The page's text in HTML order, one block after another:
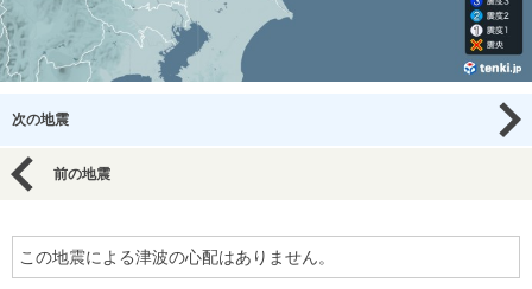
次の地震
前の地震
この地震による津波の心配はありません。